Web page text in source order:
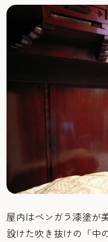
屋内はベンガラ漆塗が
設けた吹き抜けの「中